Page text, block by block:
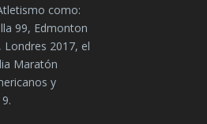
como:
99, Edmonton
Londres 2017, el
Maratón
y